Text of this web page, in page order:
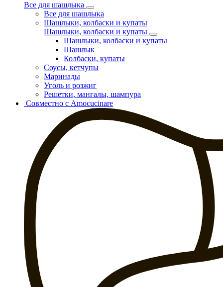
Все для шашлыка
Все для шашлыка
Шашлыки, колбаски и купаты
Шашлыки, колбаски и купаты
Шашлыки, колбаски и купаты
Шашлык
Колбаски, купаты
Соусы, кетчупы
Маринады
Уголь и розжиг
Решетки, мангалы, шампура
Совместно с Amocucinare